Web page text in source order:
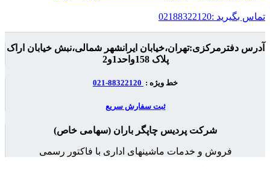
تماس بگیرید :02188322120
آدرس دفترمرکزی:تهران،خیابان ایرانشهر شمالی،نبش خیابان اراک
پلاک 158واحد1و2
خط ویژه :
ثبت سفارش سریع
شرکت پردیس چاپگر باران (سهامی خاص)
فروش و خدمات ماشینهای اداری با فاکتور رسمی